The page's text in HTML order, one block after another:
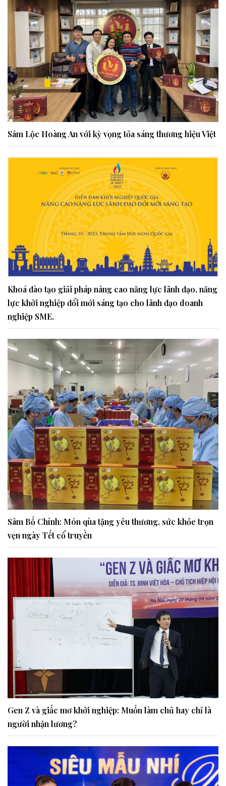
Sâm Lộc Hoàng An với kỳ vọng tỏa sáng thương hiệu Việt
Khoá đào tạo giải pháp nâng cao năng lực lãnh đạo, năng
lực khởi nghiệp đổi mới sáng tạo cho lãnh đạo doanh
nghiệp SME.
Sâm Bố Chính: Món qùa tặng yêu thương, sức khỏe trọn
vẹn ngày Tết cổ truyền
Gen Z và giấc mơ khởi nghiệp: Muốn làm chủ hay chỉ là
người nhận lương?